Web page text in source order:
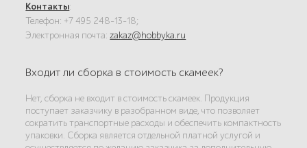
Контакты:
Телефон: +7 495 248-13-18;
Электронная почта:zakaz@hobbyka.ru
Входит ли сборка в стоимость скамеек?
Нет, сборка не входит в стоимость скамеек. Продукция
поступает заказчику в разобранном виде, что позволяет
сократить транспортные расходы и обеспечить компактность
упаковки. Сборка является отдельной платной услугой и